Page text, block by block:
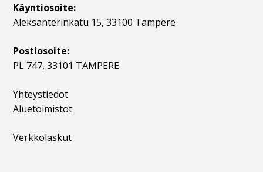
Käyntiosoite:
Aleksanterinkatu 15, 33100 Tampere
Postiosoite:
PL 747, 33101 TAMPERE
Yhteystiedot
Aluetoimistot
Verkkolaskut